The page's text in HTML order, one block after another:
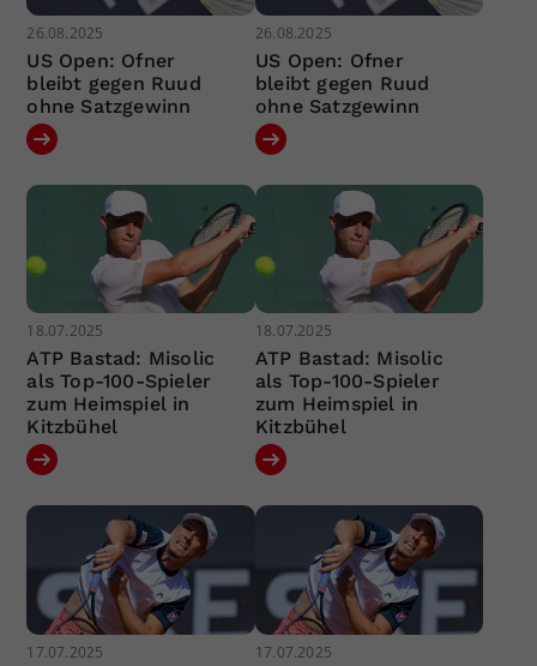
26.08.2025
US Open: Ofner
bleibt gegen Ruud
ohne Satzgewinn
26.08.2025
US Open: Ofner
bleibt gegen Ruud
ohne Satzgewinn
18.07.2025
ATP Bastad: Misolic
als Top-100-Spieler
zum Heimspiel in
Kitzbühel
18.07.2025
ATP Bastad: Misolic
als Top-100-Spieler
zum Heimspiel in
Kitzbühel
17.07.2025 17.07.2025